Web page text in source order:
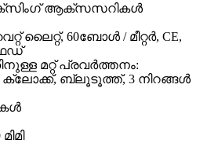
ആക്‌സസറികൾ
ലൈറ്റ്, 60ബോൾ / മീറ്റർ, CE,
മറ്റ് പ്രവർത്തനം:
ക്ലോക്ക്, ബ്ലൂടൂത്ത്, 3 നിറങ്ങൾ